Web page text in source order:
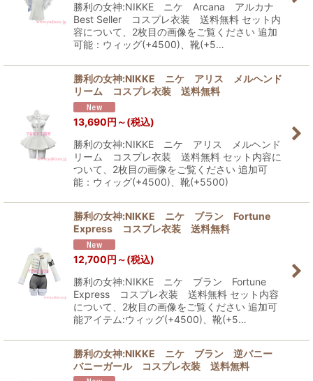
勝利の女神:NIKKE ニケ Arcana アルカナ
Best Seller コスプレ衣装 送料無料 セット内
容について、2枚目の画像をご覧ください 追加
可能：ウィッグ(+4500)、靴(+5…
勝利の女神:NIKKE ニケ アリス メルヘンド
リーム コスプレ衣装 送料無料
13,690円 ～(税込)
勝利の女神:NIKKE ニケ アリス メルヘンド
リーム コスプレ衣装 送料無料 セット内容に
ついて、2枚目の画像をご覧ください 追加可
能：ウィッグ(+4500)、靴(+5500)
勝利の女神:NIKKE ニケ ブラン Fortune
Express コスプレ衣装 送料無料
12,700円 ～(税込)
勝利の女神:NIKKE ニケ ブラン Fortune
Express コスプレ衣装 送料無料 セット内容
について、2枚目の画像をご覧ください 追加可
能アイテム:ウィッグ(+4500)、靴(+5…
勝利の女神:NIKKE ニケ ブラン 逆バニー
バニーガール コスプレ衣装 送料無料